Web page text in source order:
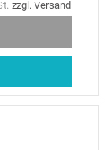
zzgl. Versand